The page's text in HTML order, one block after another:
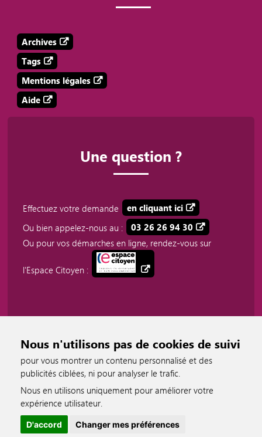
Nous n'utilisons pas de cookies de suivi
pour vous montrer un contenu personnalisé et des
publicités ciblées, ni pour analyser le trafic.
Nous en utilisons uniquement pour améliorer votre
expérience utilisateur.
D'accord Changer mes préférences
Archives
Tags
Mentions légales
Aide
Une question ?
Effectuez votre demande
en cliquant ici
Ou bien appelez-nous au :
03 26 26 94 30
Ou pour vos démarches en ligne, rendez-vous sur
l'Espace Citoyen :
accessible